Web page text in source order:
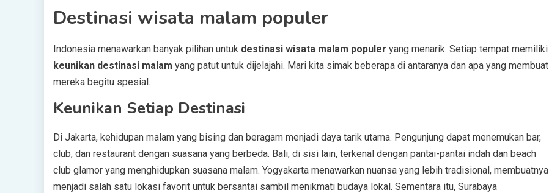
Destinasi wisata malam populer
Indonesia menawarkan banyak pilihan untuk destinasi wisata malam populer yang menarik. Setiap tempat memiliki
keunikan destinasi malam yang patut untuk dijelajahi. Mari kita simak beberapa di antaranya dan apa yang membuat
mereka begitu spesial.
Keunikan Setiap Destinasi
Di Jakarta, kehidupan malam yang bising dan beragam menjadi daya tarik utama. Pengunjung dapat menemukan bar,
club, dan restaurant dengan suasana yang berbeda. Bali, di sisi lain, terkenal dengan pantai-pantai indah dan beach
club glamor yang menghidupkan suasana malam. Yogyakarta menawarkan nuansa yang lebih tradisional, membuatnya
menjadi salah satu lokasi favorit untuk bersantai sambil menikmati budaya lokal. Sementara itu, Surabaya